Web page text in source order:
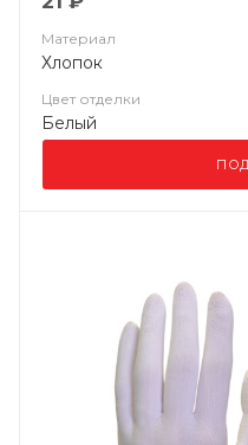
Материал
Хлопок
Цвет отделки
Белый